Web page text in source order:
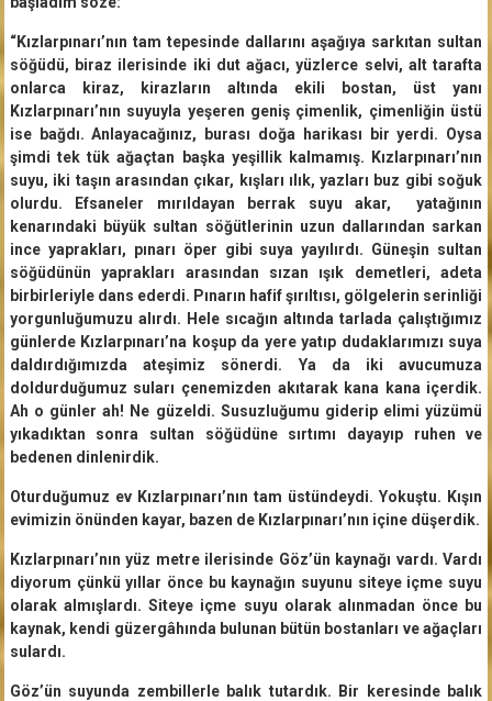
“Kızlarpınarı’nın tam tepesinde dallarını aşağıya sarkıtan sultan
söğüdü, biraz ilerisinde iki dut ağacı, yüzlerce selvi, alt tarafta
onlarca kiraz, kirazların altında ekili bostan, üst yanı
Kızlarpınarı’nın suyuyla yeşeren geniş çimenlik, çimenliğin üstü
ise bağdı. Anlayacağınız, burası doğa harikası bir yerdi. Oysa
şimdi tek tük ağaçtan başka yeşillik kalmamış. Kızlarpınarı’nın
suyu, iki taşın arasından çıkar, kışları ılık, yazları buz gibi soğuk
olurdu. Efsaneler mırıldayan berrak suyu akar, yatağının
kenarındaki büyük sultan söğütlerinin uzun dallarından sarkan
ince yaprakları, pınarı öper gibi suya yayılırdı. Güneşin sultan
söğüdünün yaprakları arasından sızan ışık demetleri, adeta
birbirleriyle dans ederdi. Pınarın hafif şırıltısı, gölgelerin serinliği
yorgunluğumuzu alırdı. Hele sıcağın altında tarlada çalıştığımız
günlerde Kızlarpınarı’na koşup da yere yatıp dudaklarımızı suya
daldırdığımızda ateşimiz sönerdi. Ya da iki avucumuza
doldurduğumuz suları çenemizden akıtarak kana kana içerdik.
Ah o günler ah! Ne güzeldi. Susuzluğumu giderip elimi yüzümü
yıkadıktan sonra sultan söğüdüne sırtımı dayayıp ruhen ve
bedenen dinlenirdik.
Oturduğumuz ev Kızlarpınarı’nın tam üstündeydi. Yokuştu. Kışın
evimizin önünden kayar, bazen de Kızlarpınarı’nın içine düşerdik.
Kızlarpınarı’nın yüz metre ilerisinde Göz’ün kaynağı vardı. Vardı
diyorum çünkü yıllar önce bu kaynağın suyunu siteye içme suyu
olarak almışlardı. Siteye içme suyu olarak alınmadan önce bu
kaynak, kendi güzergâhında bulunan bütün bostanları ve ağaçları
sulardı.
Göz’ün suyunda zembillerle balık tutardık. Bir keresinde balık